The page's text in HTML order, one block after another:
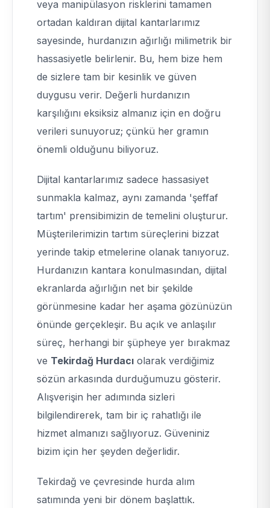
veya manipülasyon risklerini tamamen
ortadan kaldıran dijital kantarlarımız
sayesinde, hurdanızın ağırlığı milimetrik bir
hassasiyetle belirlenir. Bu, hem bize hem
de sizlere tam bir kesinlik ve güven
duygusu verir. Değerli hurdanızın
karşılığını eksiksiz almanız için en doğru
verileri sunuyoruz; çünkü her gramın
önemli olduğunu biliyoruz.
Dijital kantarlarımız sadece hassasiyet
sunmakla kalmaz, aynı zamanda 'şeffaf
tartım' prensibimizin de temelini oluşturur.
Müşterilerimizin tartım süreçlerini bizzat
yerinde takip etmelerine olanak tanıyoruz.
Hurdanızın kantara konulmasından, dijital
ekranlarda ağırlığın net bir şekilde
görünmesine kadar her aşama gözünüzün
önünde gerçekleşir. Bu açık ve anlaşılır
süreç, herhangi bir şüpheye yer bırakmaz
ve Tekirdağ Hurdacı olarak verdiğimiz
sözün arkasında durduğumuzu gösterir.
Alışverişin her adımında sizleri
bilgilendirerek, tam bir iç rahatlığı ile
hizmet almanızı sağlıyoruz. Güveniniz
bizim için her şeyden değerlidir.
Tekirdağ ve çevresinde hurda alım
satımında yeni bir dönem başlattık.